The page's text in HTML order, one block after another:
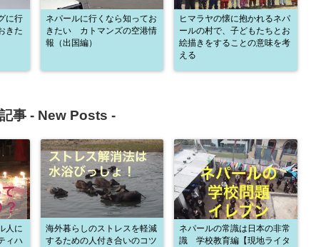
に行
きた
ネパールに行くなら知ってお
きたい カトマンズの空港情
報（出国編）
ヒマラヤの懐に抱かれるネパ
ールの村で、子どもたちとお
絵描きをすることの意味を考
える
事 - New Posts -
人に
ィハ
海外暮らしのストレスを軽減
するための人付き合いのコツ
ネパールの常識は日本の非常
識 学校教育編【現地ライタ